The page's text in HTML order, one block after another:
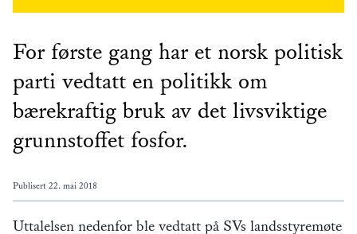
For første gang har et norsk politisk
parti vedtatt en politikk om
bærekraftig bruk av det livsviktige
grunnstoffet fosfor.
Publisert 22. mai 2018
Uttalelsen nedenfor ble vedtatt på SVs landsstyremøte